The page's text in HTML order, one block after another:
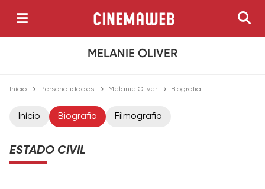
MELANIE OLIVER
Início Personalidades Melanie Oliver Biografia
Início Biografia Filmografia
ESTADO CIVIL